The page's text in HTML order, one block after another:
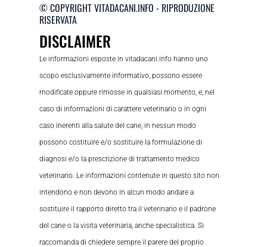
© COPYRIGHT VITADACANI.INFO - RIPRODUZIONE
RISERVATA
DISCLAIMER
Le informazioni esposte in vitadacani.info hanno uno
scopo esclusivamente informativo, possono essere
modificate oppure rimosse in qualsiasi momento, e, nel
caso di informazioni di carattere veterinario o in ogni
caso inerenti alla salute del cane, in nessun modo
possono costituire e/o sostituire la formulazione di
diagnosi e/o la prescrizione di trattamento medico
veterinario. Le informazioni contenute in questo sito non
intendono e non devono in alcun modo andare a
sostituire il rapporto diretto tra il veterinario e il padrone
del cane o la visita veterinaria, anche specialistica. Si
raccomanda di chiedere sempre il parere del proprio